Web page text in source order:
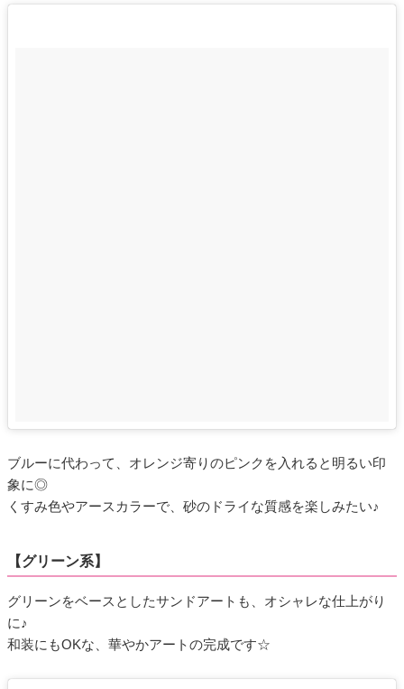
ブルーに代わって、オレンジ寄りのピンクを入れると明るい印
象に◎
くすみ色やアースカラーで、砂のドライな質感を楽しみたい♪
【グリーン系】
グリーンをベースとしたサンドアートも、オシャレな仕上がり
に♪
和装にもOKな、華やかアートの完成です☆